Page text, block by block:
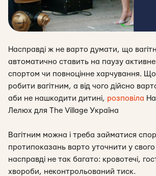
Насправді ж не варто думати, що
автоматично ставить на паузу
спортом чи повноцінне харчування.
робити вагітним, а від чого дійсно
аби не нашкодити дитині, розповіла
Лелюх для The Village Україна
Вагітним можна і треба займатися
протипоказань варто уточнити у свого
насправді не так багато: кровотечі,
хвороби, неконтрольований тиск.